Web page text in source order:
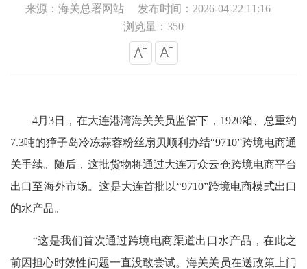
来源：海关总署网站
发布时间：2026-04-22 11:16
浏览量：350
4月3日，在大连港湾海关关员监管下，1920箱、总重约
7.3吨的獐子岛冷冻蒜蓉粉丝扇贝顺利办结“9710”跨境电商通
关手续。随后，这批货物将通过大连万众云仓跨境电商平台
出口至海外市场。这是大连首批以“9710”跨境电商模式出口
的水产品。
“这是我们首次通过跨境电商渠道出口水产品，在此之
前因担心时效性问题一直没敢尝试。海关关员在送政策上门